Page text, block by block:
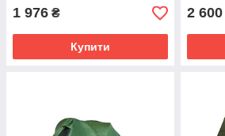
1 976 ₴
Купити
2 600